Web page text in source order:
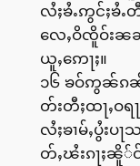
လႆႈၶႆႉဢွင်ႈၶႆႉ
လေႇဝိၸိူဝ်းၼ
ယူႇဢေႃႈ။
၁၆ ၶဝ်ဢွၼ်ၵၼ်
တ်းတီႈထႃႇဝရ
လႆႈၶၢမ်ႇပွႆးပ
တ်ႇၽႆးၵႃႈၼိူ်ဝ်